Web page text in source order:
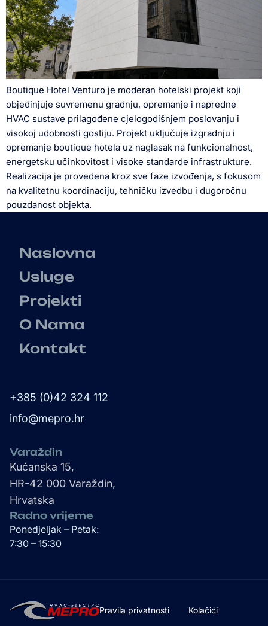
Boutique Hotel Venturo je moderan hotelski projekt koji
objedinjuje suvremenu gradnju, opremanje i napredne
HVAC sustave prilagođene cjelogodišnjem poslovanju i
visokoj udobnosti gostiju. Projekt uključuje izgradnju i
opremanje boutique hotela uz naglasak na funkcionalnost,
energetsku učinkovitost i visoke standarde infrastrukture.
Realizacija je provedena kroz sve faze izvođenja, s fokusom
na kvalitetnu koordinaciju, tehničku izvedbu i dugoročnu
pouzdanost objekta.
Naslovna
Usluge
Projekti
O Nama
Kontakt
+385 (0)42 324 112
info@mepro.hr
Varaždin
Kućanska 15,
HR-42 000 Varaždin,
Hrvatska
Radno vrijeme
Ponedjeljak – Petak:
7:30 – 15:30
Pravila privatnosti Kolačići